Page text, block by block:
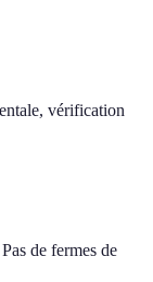
vérification
de fermes de